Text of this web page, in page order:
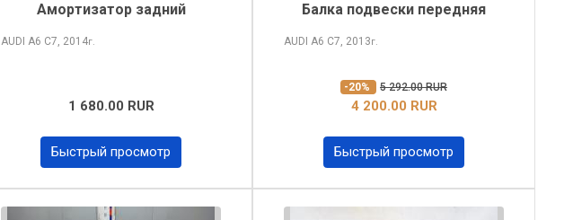
Амортизатор задний
AUDI A6 C7, 2014г.
1 680.00 RUR
Быстрый просмотр
Балка подвески передняя
AUDI A6 C7, 2013г.
-20% 5 292.00 RUR
4 200.00 RUR
Быстрый просмотр